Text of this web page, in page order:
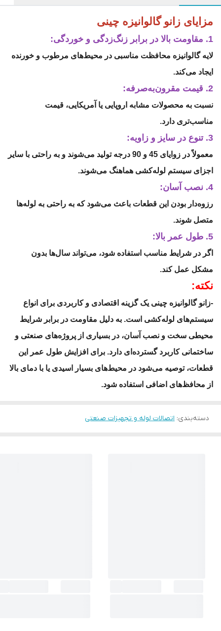
مزایای زانو گالوانیزه چینی
1. مقاومت بالا در برابر زنگ‌زدگی و خوردگی:
لایه گالوانیزه محافظت مناسبی در محیط‌های مرطوب و خورنده
ایجاد می‌کند.
2. قیمت مقرون‌به‌صرفه:
نسبت به محصولات مشابه اروپایی یا آمریکایی، قیمت
مناسب‌تری دارد.
3. تنوع در سایز و زاویه:
معمولاً در زوایای 45 و 90 درجه تولید می‌شوند و به راحتی با سایر
اجزای سیستم لوله‌کشی هماهنگ می‌شوند.
4. نصب آسان:
رزوه‌دار بودن این قطعات باعث می‌شود که به راحتی به لوله‌ها
متصل شوند.
5. طول عمر بالا:
اگر در شرایط مناسب استفاده شود، می‌تواند سال‌ها بدون
مشکل عمل کند.
نکته:
-زانو گالوانیزه چینی یک گزینه اقتصادی و کاربردی برای انواع
سیستم‌های لوله‌کشی است. به دلیل مقاومت در برابر شرایط
محیطی سخت و نصب آسان، در بسیاری از پروژه‌های صنعتی و
ساختمانی کاربرد گسترده‌ای دارد. برای افزایش طول عمر این
قطعات، توصیه می‌شود در محیط‌های بسیار اسیدی یا با دمای بالا
از محافظ‌های اضافی استفاده شود.
دسته‌بندی: اتصالات لوله و تجهیزات صنعتی